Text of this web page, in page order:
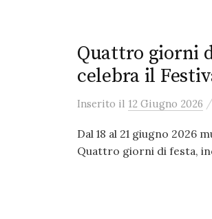
Quattro giorni
celebra il
Inserito il 12 Giugno 2026 /
Dal 18 al 21 giugno 2026
Quattro giorni di festa,